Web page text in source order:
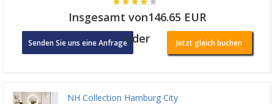
Insgesamt von146.65 EUR
Senden Sie uns eine Anfrageoder Jetzt gleich buchen
NH Collection Hamburg City